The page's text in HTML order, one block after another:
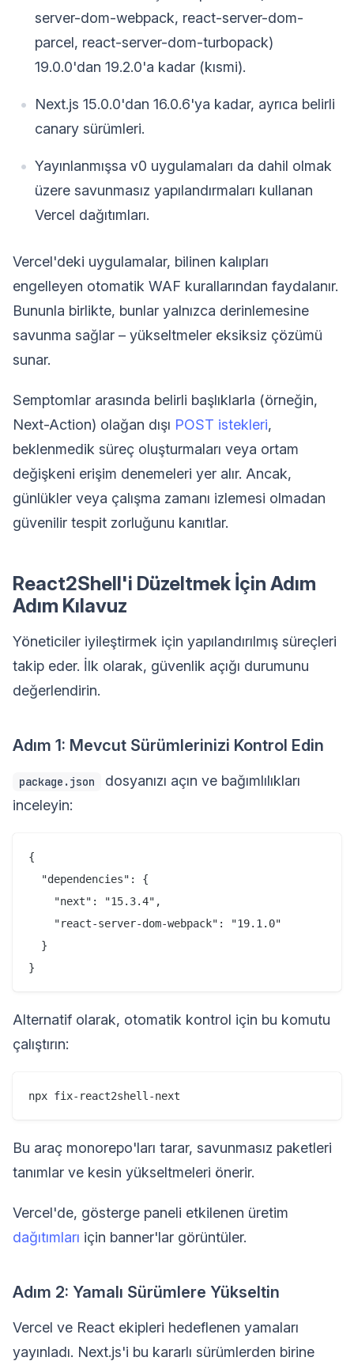
server-dom-webpack, react-server-dom-
parcel, react-server-dom-turbopack)
19.0.0'dan 19.2.0'a kadar (kısmi).
Next.js 15.0.0'dan 16.0.6'ya kadar, ayrıca belirli
canary sürümleri.
Yayınlanmışsa v0 uygulamaları da dahil olmak
üzere savunmasız yapılandırmaları kullanan
Vercel dağıtımları.
Vercel'deki uygulamalar, bilinen kalıpları
engelleyen otomatik WAF kurallarından faydalanır.
Bununla birlikte, bunlar yalnızca derinlemesine
savunma sağlar – yükseltmeler eksiksiz çözümü
sunar.
Semptomlar arasında belirli başlıklarla (örneğin,
Next-Action) olağan dışı POST istekleri,
beklenmedik süreç oluşturmaları veya ortam
değişkeni erişim denemeleri yer alır. Ancak,
günlükler veya çalışma zamanı izlemesi olmadan
güvenilir tespit zorluğunu kanıtlar.
React2Shell'i Düzeltmek İçin Adım
Adım Kılavuz
Yöneticiler iyileştirmek için yapılandırılmış süreçleri
takip eder. İlk olarak, güvenlik açığı durumunu
değerlendirin.
Adım 1: Mevcut Sürümlerinizi Kontrol Edin
package.json
dosyanızı açın ve bağımlılıkları
inceleyin:
{
  "dependencies": {
    "next": "15.3.4",
    "react-server-dom-webpack": "19.1.0"
  }
Alternatif olarak, otomatik kontrol için bu komutu
çalıştırın:
Bu araç monorepo'ları tarar, savunmasız paketleri
tanımlar ve kesin yükseltmeleri önerir.
Vercel'de, gösterge paneli etkilenen üretim
dağıtımları için banner'lar görüntüler.
Adım 2: Yamalı Sürümlere Yükseltin
Vercel ve React ekipleri hedeflenen yamaları
yayınladı. Next.js'i bu kararlı sürümlerden birine